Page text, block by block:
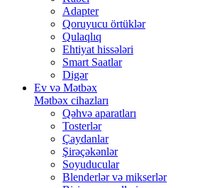
Adapter
Qoruyucu örtüklər
Qulaqlıq
Ehtiyat hissələri
Smart Saatlar
Digər
Ev və Mətbəx
Mətbəx cihazları
Qəhvə aparatları
Tosterlər
Çaydanlar
Şirəçəkənlər
Soyuducular
Blenderlər və mikserlər